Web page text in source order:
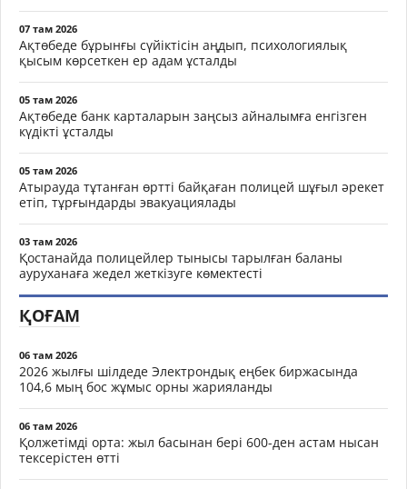
07 там 2026
Ақтөбеде бұрынғы сүйіктісін аңдып, психологиялық
қысым көрсеткен ер адам ұсталды
05 там 2026
Ақтөбеде банк карталарын заңсыз айналымға енгізген
күдікті ұсталды
05 там 2026
Атырауда тұтанған өртті байқаған полицей шұғыл әрекет
етіп, тұрғындарды эвакуациялады
03 там 2026
Қостанайда полицейлер тынысы тарылған баланы
ауруханаға жедел жеткізуге көмектесті
ҚОҒАМ
06 там 2026
2026 жылғы шілдеде Электрондық еңбек биржасында
104,6 мың бос жұмыс орны жарияланды
06 там 2026
Қолжетімді орта: жыл басынан бері 600-ден астам нысан
тексерістен өтті